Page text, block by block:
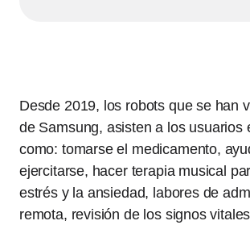
Desde 2019, los robots que se han
de Samsung, asisten a los usuarios
como: tomarse el medicamento,
ejercitarse, hacer terapia musical
estrés y la ansiedad, labores de
remota, revisión de los signos